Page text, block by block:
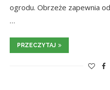
ogrodu. Obrzeże zapewnia
…
PRZECZYTAJ